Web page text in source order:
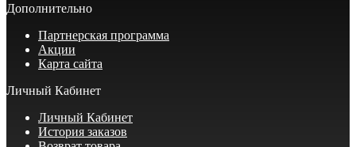
Дополнительно
Партнерская программа
Акции
Карта сайта
Личный Кабинет
Личный Кабинет
История заказов